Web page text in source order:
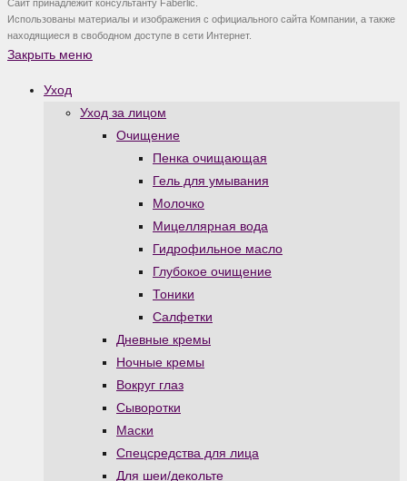
Сайт принадлежит консультанту Faberlic.
Использованы материалы и изображения с официального сайта Компании, а также
находящиеся в свободном доступе в сети Интернет.
Закрыть меню
Уход
Уход за лицом
Очищение
Пенка очищающая
Гель для умывания
Молочко
Мицеллярная вода
Гидрофильное масло
Глубокое очищение
Тоники
Салфетки
Дневные кремы
Ночные кремы
Вокруг глаз
Сыворотки
Маски
Спецсредства для лица
Для шеи/декольте